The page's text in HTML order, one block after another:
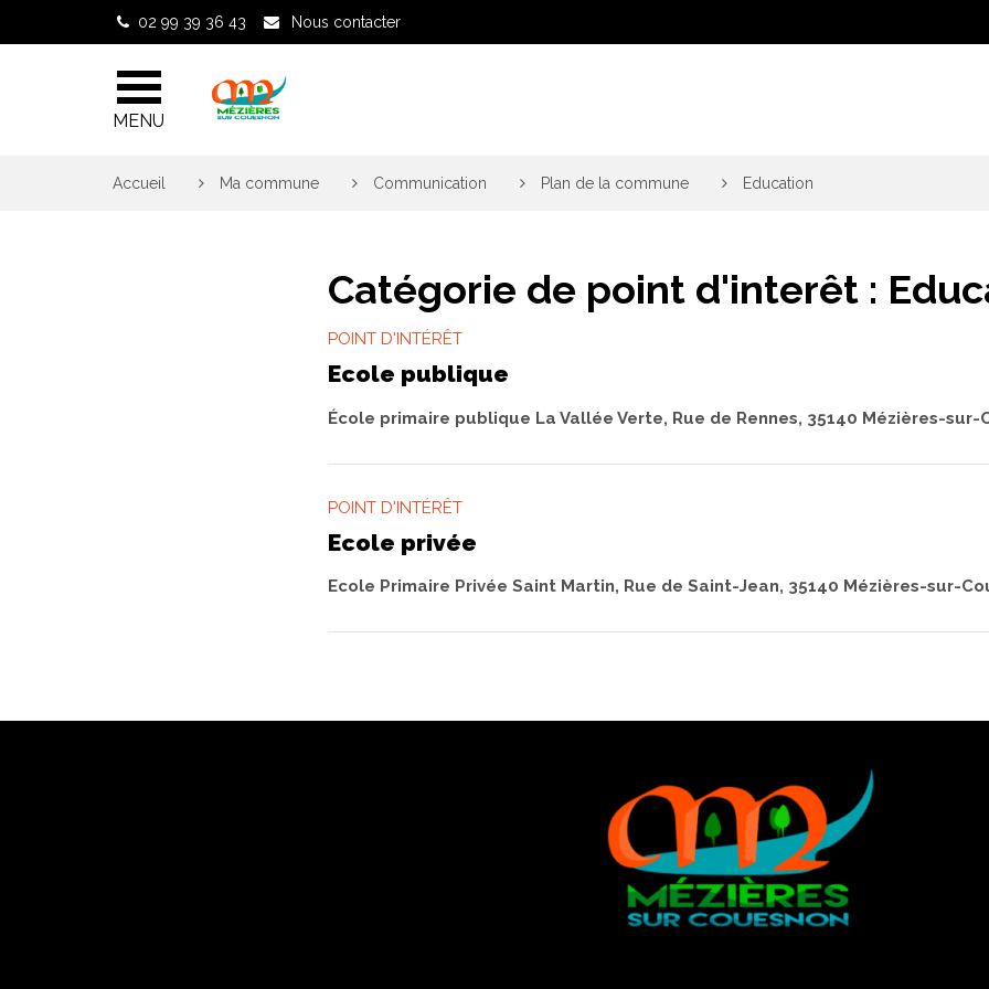
02 99 39 36 43 Nous contacter
MENU
Accueil Ma commune Communication Plan de la commune Education
Catégorie de point d'interêt :
POINT D'INTÉRÊT
Ecole publique
École primaire publique La Vallée Verte, Rue de Rennes, 35140 Mézières-sur-
POINT D'INTÉRÊT
Ecole privée
Ecole Primaire Privée Saint Martin, Rue de Saint-Jean, 35140 Mézières-sur-